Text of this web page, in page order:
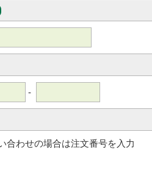
-
合わせの場合は注文番号を入力